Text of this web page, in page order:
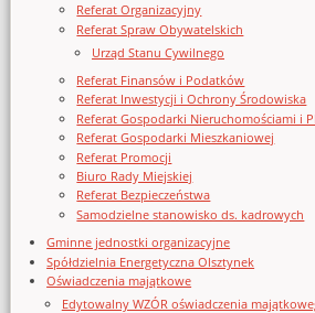
Referat Organizacyjny
Referat Spraw Obywatelskich
Urząd Stanu Cywilnego
Referat Finansów i Podatków
Referat Inwestycji i Ochrony Środowiska
Referat Gospodarki Nieruchomościami i
Referat Gospodarki Mieszkaniowej
Referat Promocji
Biuro Rady Miejskiej
Referat Bezpieczeństwa
Samodzielne stanowisko ds. kadrowych
Gminne jednostki organizacyjne
Spółdzielnia Energetyczna Olsztynek
Oświadczenia majątkowe
Edytowalny WZÓR oświadczenia